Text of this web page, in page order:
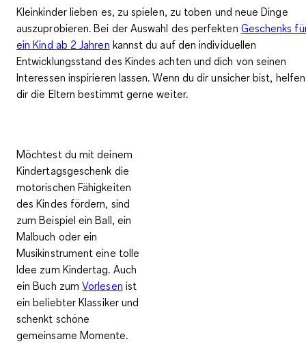
Kleinkinder lieben es, zu spielen, zu toben und neue Dinge
auszuprobieren. Bei der Auswahl des perfekten Geschenks
ein Kind ab 2 Jahren kannst du auf den individuellen
Entwicklungsstand des Kindes achten und dich von seinen
Interessen inspirieren lassen. Wenn du dir unsicher bist, helfen
dir die Eltern bestimmt gerne weiter.
Möchtest du mit deinem
Kindertagsgeschenk die
motorischen Fähigkeiten
des Kindes fördern, sind
zum Beispiel ein Ball, ein
Malbuch oder ein
Musikinstrument eine tolle
Idee zum Kindertag. Auch
ein Buch zumVorlesen ist
ein beliebter Klassiker und
schenkt schöne
gemeinsame Momente.